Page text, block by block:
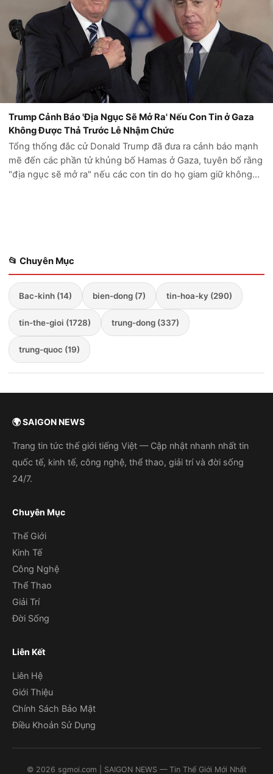
Trump Cảnh Báo 'Địa Ngục Sẽ Mở Ra' Nếu Con Tin ở Gaza
Không Được Thả Trước Lễ Nhậm Chức
Tổng thống đắc cử Donald Trump đã đưa ra cảnh báo mạnh
mẽ đến các phần tử khủng bố Hamas ở Gaza, tuyên bố rằng
"địa ngục sẽ mở ra" nếu các con tin do họ giam giữ không
📂 Chuyên Mục
Bac-kinh (14) bien-dong (7) tin-hoa-ky (290)
tin-the-gioi (1728) trung-dong (337)
trung-quoc (19)
🌍 SAIGON NEWS
Trang tin tức thế giới tiếng Việt — Cập nhật nhanh nhất tin
quốc tế, kinh tế, công nghệ, thể thao, giải trí và đời sống
24/7.
Chuyên Mục
Thế Giới
Kinh Tế
Công Nghệ
Thể Thao
Giải Trí
Đời Sống
Liên Kết
Liên Hệ
Giới Thiệu
Chính Sách Bảo Mật
Điều Khoản Sử Dụng
© 2026 sgmoi.com | SAIGON NEWS — Tin Thế Giới Mới Nhất